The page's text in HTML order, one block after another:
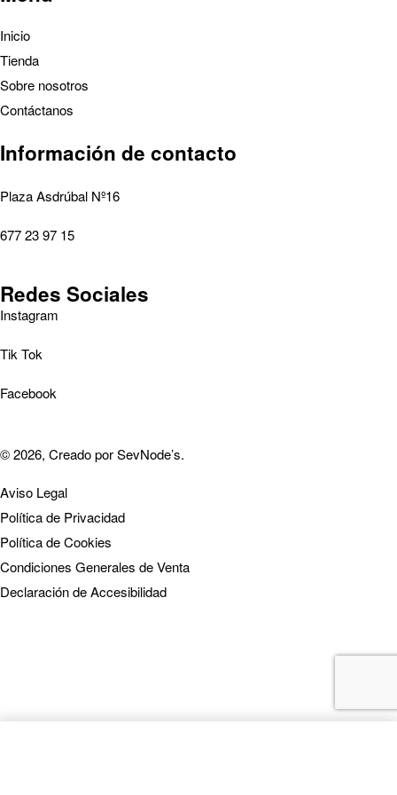
Inicio
Tienda
Sobre nosotros
Contáctanos
Información de contacto
Plaza Asdrúbal Nº16
677 23 97 15
Redes Sociales
Instagram
Tik Tok
Facebook
© 2026, Creado porSevNode’s.
Aviso Legal
Política de Privacidad
Política de Cookies
Condiciones Generales de Venta
Declaración de Accesibilidad